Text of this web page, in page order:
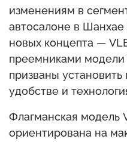
изменениям в
автосалоне в
новых концепта —
преемниками модели
призваны
удобстве и
Флагманская модель
ориентирована на